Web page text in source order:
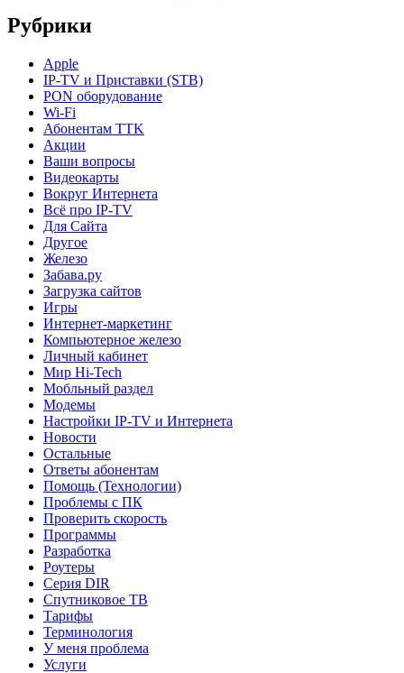
Рубрики
Apple
IP-TV и Приставки (STB)
PON оборудование
Wi-Fi
Абонентам TTK
Акции
Ваши вопросы
Видеокарты
Вокруг Интернета
Всё про IP-TV
Для Сайта
Другое
Железо
Забава.ру
Загрузка сайтов
Игры
Интернет-маркетинг
Компьютерное железо
Личный кабинет
Мир Hi-Tech
Мобльный раздел
Модемы
Настройки IP-TV и Интернета
Новости
Остальные
Ответы абонентам
Помощь (Технологии)
Проблемы с ПК
Проверить скорость
Программы
Разработка
Роутеры
Серия DIR
Спутниковое ТВ
Тарифы
Терминология
У меня проблема
Услуги